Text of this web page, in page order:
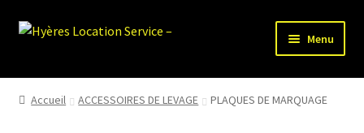
Aller
Aller
Menu
HLS-ACCUEIL
Accueil ACCESSOIRES DE LEVAGE PLAQUES DE MARQUAGE